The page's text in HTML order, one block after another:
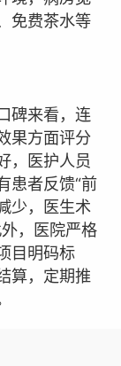
免费茶水等
碑来看，连
果方面评分
，医护人员
患者反馈“前
少，医生术
，医院严格
目明码标
算，定期推